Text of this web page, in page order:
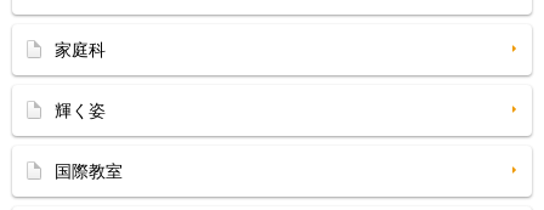
家庭科
輝く姿
国際教室